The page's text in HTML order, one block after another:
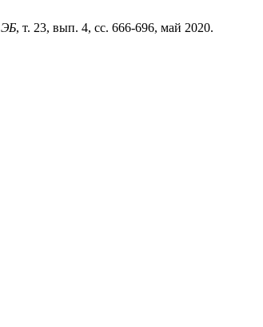
ЭБ, т. 23, вып. 4, сс. 666-696, май 2020.